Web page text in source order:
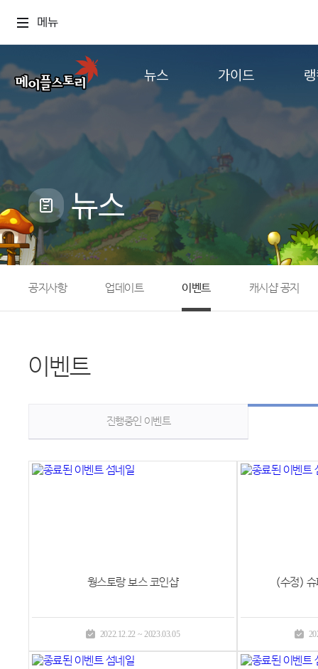
메뉴
뉴스
공지사항
업데이트
캐시샵 공지
메이플 알림판
with maple
가이드
게임정보
직업소개
확률형 아이템
NEXON NOW
뉴스
공지사항 업데이트 이벤트 캐시샵 공지
이벤트
진행중인 이벤트
웡스토랑 보스 코인샵
2022.12.22 ~ 2023.03.05
(수정) 슈